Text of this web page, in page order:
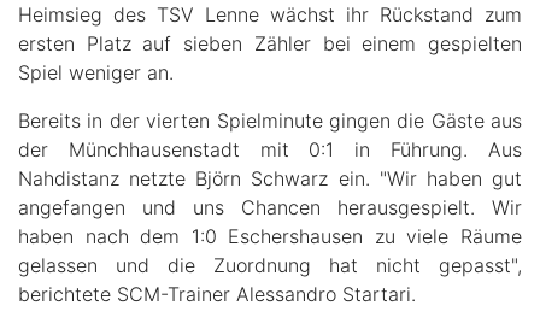
Heimsieg des TSV Lenne wächst ihr Rückstand zum
ersten Platz auf sieben Zähler bei einem gespielten
Spiel weniger an.
Bereits in der vierten Spielminute gingen die Gäste aus
der Münchhausenstadt mit 0:1 in Führung. Aus
Nahdistanz netzte Björn Schwarz ein. "Wir haben gut
angefangen und uns Chancen herausgespielt. Wir
haben nach dem 1:0 Eschershausen zu viele Räume
gelassen und die Zuordnung hat nicht gepasst",
berichtete SCM-Trainer Alessandro Startari.